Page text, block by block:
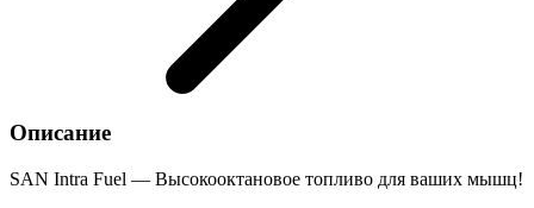
Описание
SAN Intra Fuel — Высокооктановое топливо для ваших мышц!